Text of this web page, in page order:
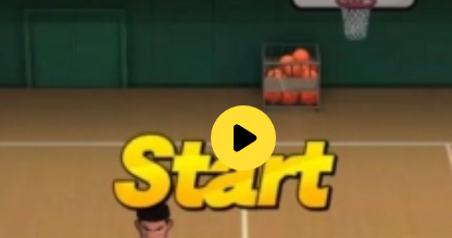
legal/terms-of-service
privacy